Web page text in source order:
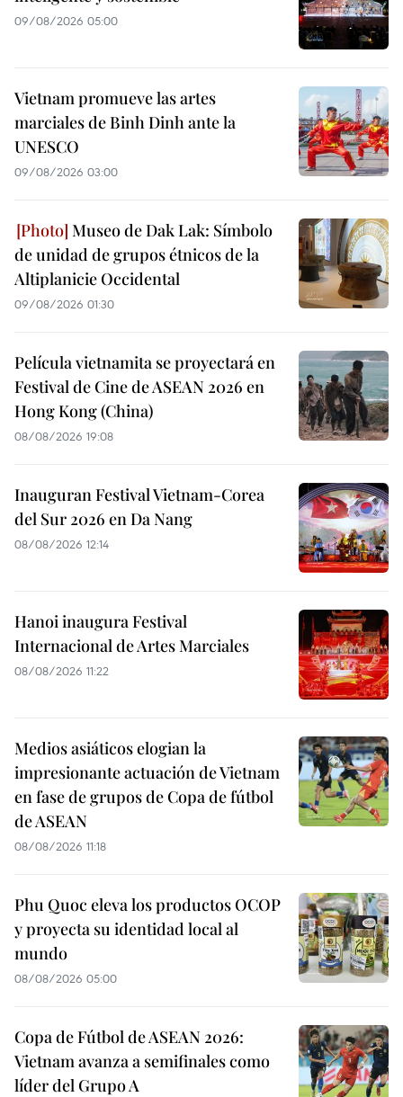
09/08/2026 05:00
Vietnam promueve las artes
marciales de Binh Dinh ante la
UNESCO
09/08/2026 03:00
Museo de Dak Lak: Símbolo
de unidad de grupos étnicos de la
Altiplanicie Occidental
09/08/2026 01:30
Película vietnamita se proyectará en
Festival de Cine de ASEAN 2026 en
Hong Kong (China)
08/08/2026 19:08
Inauguran Festival Vietnam-Corea
del Sur 2026 en Da Nang
08/08/2026 12:14
Hanoi inaugura Festival
Internacional de Artes Marciales
08/08/2026 11:22
Medios asiáticos elogian la
impresionante actuación de Vietnam
en fase de grupos de Copa de fútbol
de ASEAN
08/08/2026 11:18
Phu Quoc eleva los productos OCOP
y proyecta su identidad local al
mundo
08/08/2026 05:00
Copa de Fútbol de ASEAN 2026:
Vietnam avanza a semifinales como
líder del Grupo A